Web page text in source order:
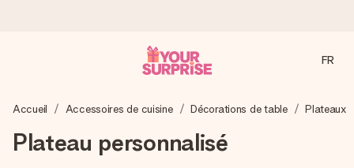
Nous préparons votre cadeau avec attention et l’envoyons
quand cela compte le plus.
FR
Accueil Accessoires de cuisine Décorations de table Plateaux
Plateau personnalisé